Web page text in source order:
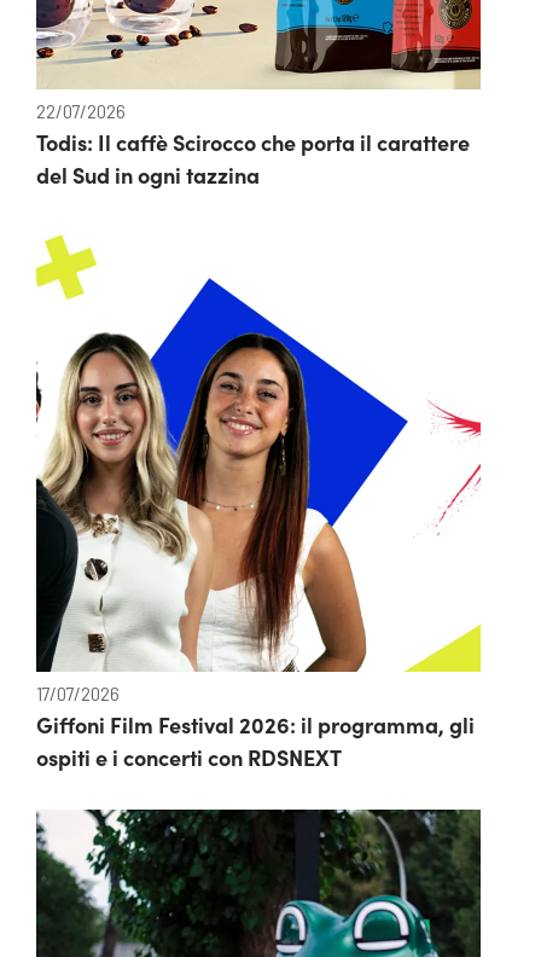
22/07/2026
Todis: Il caffè Scirocco che porta il carattere
del Sud in ogni tazzina
17/07/2026
Giffoni Film Festival 2026: il programma, gli
ospiti e i concerti con RDSNEXT